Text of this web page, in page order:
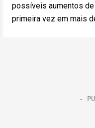
possíveis aumentos
primeira vez em mais